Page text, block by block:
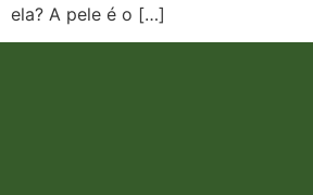
ela? A pele é o […]